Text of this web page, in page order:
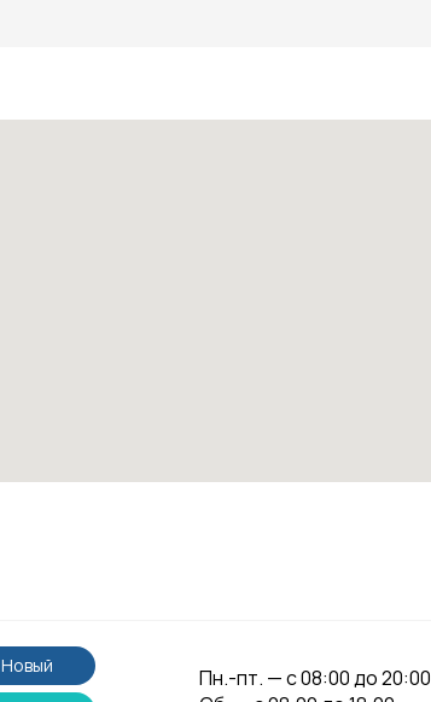
Пн.-пт. — с 08:00 до 20:00
Новый